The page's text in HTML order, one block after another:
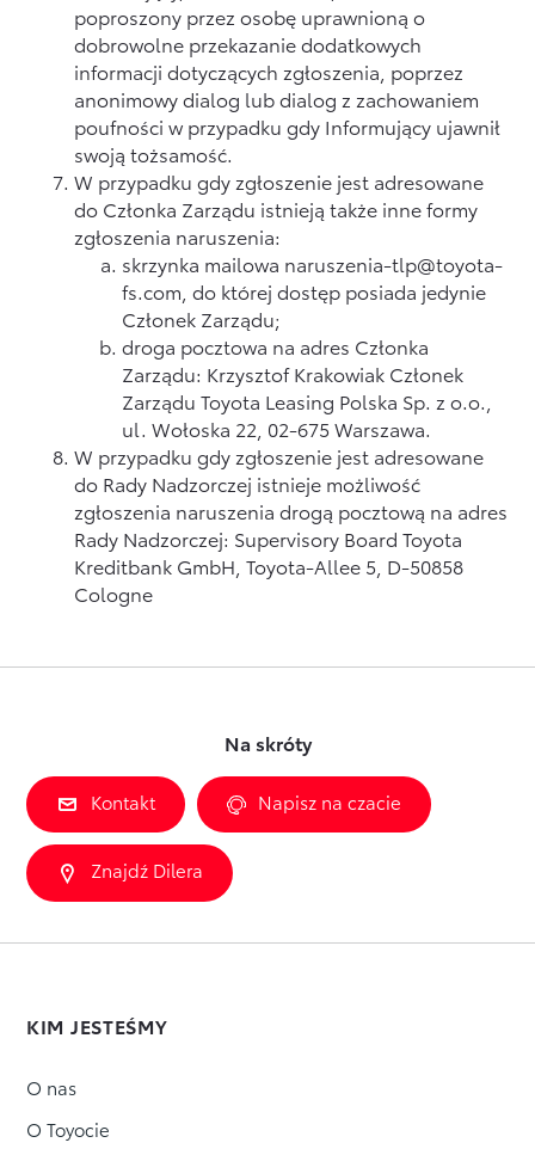
poproszony przez osobę uprawnioną o
dobrowolne przekazanie dodatkowych
informacji dotyczących zgłoszenia, poprzez
anonimowy dialog lub dialog z zachowaniem
poufności w przypadku gdy Informujący ujawnił
swoją tożsamość.
W przypadku gdy zgłoszenie jest adresowane
do Członka Zarządu istnieją także inne formy
zgłoszenia naruszenia:
skrzynka mailowa naruszenia-tlp@toyota-
fs.com, do której dostęp posiada jedynie
Członek Zarządu;
droga pocztowa na adres Członka
Zarządu: Krzysztof Krakowiak Członek
Zarządu Toyota Leasing Polska Sp. z o.o.,
ul. Wołoska 22, 02-675 Warszawa.
W przypadku gdy zgłoszenie jest adresowane
do Rady Nadzorczej istnieje możliwość
zgłoszenia naruszenia drogą pocztową na adres
Rady Nadzorczej: Supervisory Board Toyota
Kreditbank GmbH, Toyota-Allee 5, D-50858
Cologne
Na skróty
Kontakt Napisz na czacie
Znajdź Dilera
KIM JESTEŚMY
O nas
O Toyocie